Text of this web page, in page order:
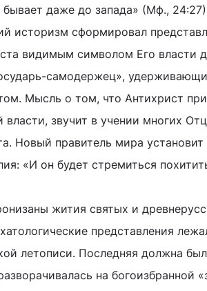
бывает даже до запада» (Мф., 24:27)
историзм сформировал
видимым символом Его власти
самодержец»,
Мысль о том, что Антихрист
власти, звучит в учении многих
Новый правитель мира
«И он будет стремиться
жития святых и
представления
летописи. Последняя должна
на богоизбранной